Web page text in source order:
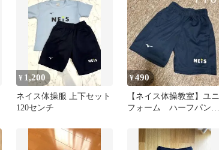
¥ 1,200
ネイス体操服 上下セット
120センチ
¥490
【ネイス体操教室】ユニ
フォーム ハーフパンツ